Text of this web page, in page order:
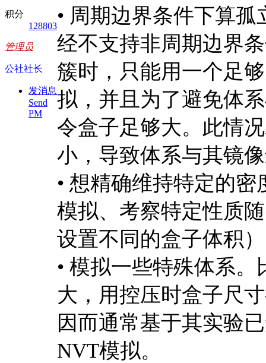
积分
128803
管理员
公社社长
发消息
Send
PM
• 周期边界条件下算
经不支持非周期边界
簇时，只能用一个足
拟，并且为了避免体
令盒子足够大。此情
小，导致体系与其镜
• 想精确维持特定的
模拟、考察特定性质
设置不同的盒子体积
• 模拟一些特殊体系
大，用控压时盒子尺
因而通常基于其实验
NVT模拟。